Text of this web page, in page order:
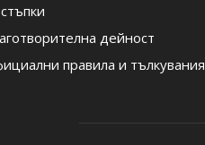
дейност
правила и тълкувания